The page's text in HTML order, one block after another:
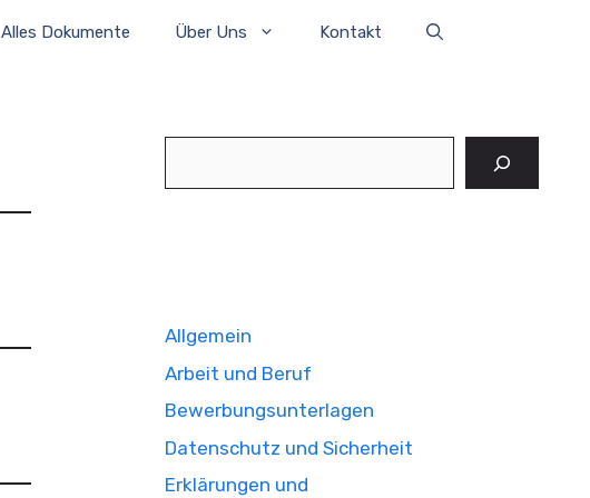
Alles Dokumente Über Uns Kontakt
Allgemein
Arbeit und Beruf
Bewerbungsunterlagen
Datenschutz und Sicherheit
Erklärungen und